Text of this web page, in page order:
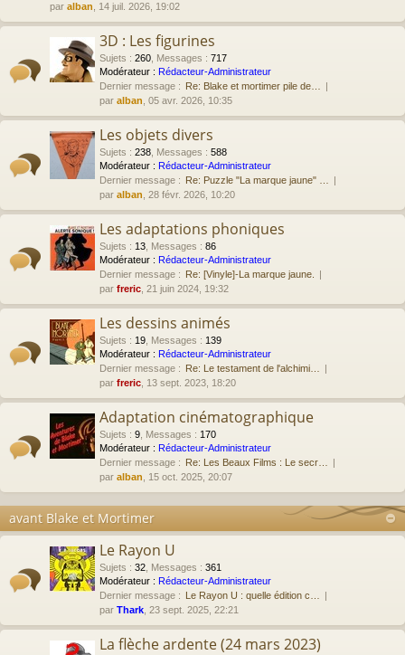
par alban , 14 juil. 2026, 19:02
3D : Les figurines
Sujets : 260 Messages : 717
Modérateur : Rédacteur-Administrateur
Dernier message : Re: Blake et mortimer pile de…
par alban , 05 avr. 2026, 10:35
Les objets divers
Sujets : 238 Messages : 588
Modérateur : Rédacteur-Administrateur
Dernier message : Re: Puzzle "La marque jaune" …
par alban , 28 févr. 2026, 10:20
Les adaptations phoniques
Sujets : 13 Messages : 86
Modérateur : Rédacteur-Administrateur
Dernier message : Re: [Vinyle]-La marque jaune.
par freric , 21 juin 2024, 19:32
Les dessins animés
Sujets : 19 Messages : 139
Modérateur : Rédacteur-Administrateur
Dernier message : Re: Le testament de l'alchimi…
par freric , 13 sept. 2023, 18:20
Adaptation cinématographique
Sujets : 9 Messages : 170
Modérateur : Rédacteur-Administrateur
Dernier message : Re: Les Beaux Films : Le secr…
par alban , 15 oct. 2025, 20:07
avant Blake et Mortimer
Le Rayon U
Sujets : 32 Messages : 361
Modérateur : Rédacteur-Administrateur
Dernier message : Le Rayon U : quelle édition c…
par Thark , 23 sept. 2025, 22:21
La flèche ardente (24 mars 2023)